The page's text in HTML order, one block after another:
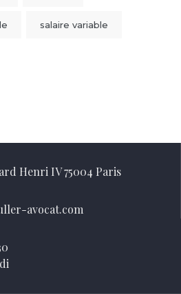
salaire variable
Henri IV 75004 Paris
avocat.com